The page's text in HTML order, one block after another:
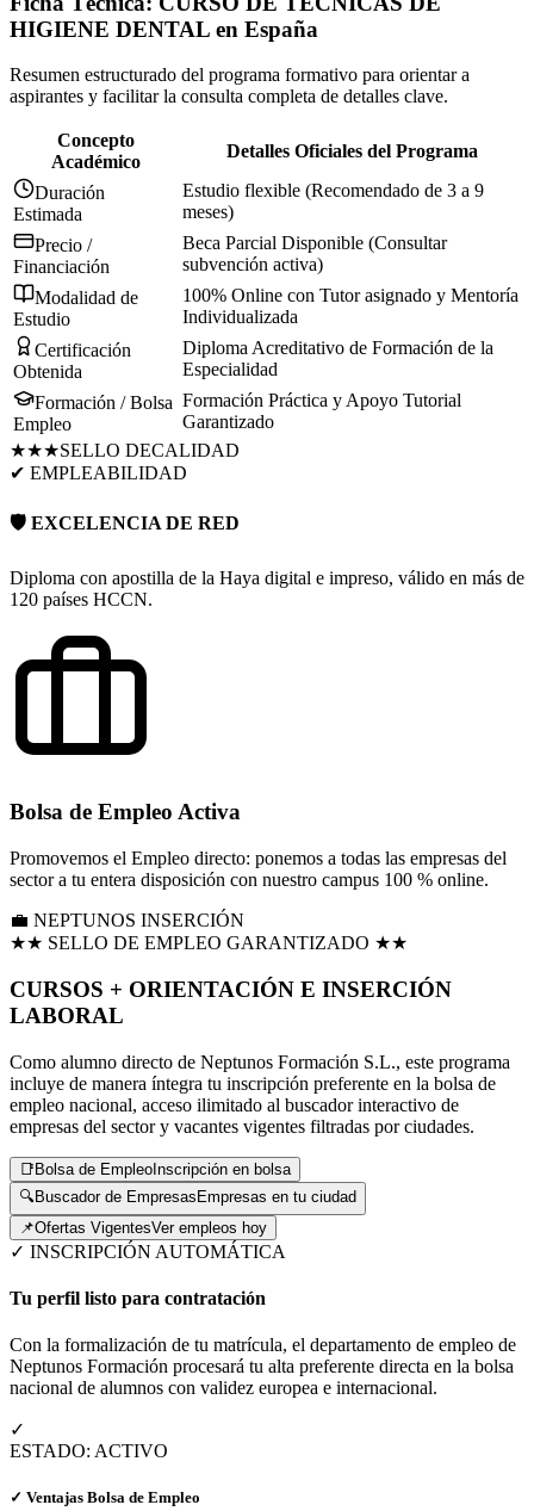
HIGIENE DENTAL en España
Resumen estructurado del programa formativo para orientar a
aspirantes y facilitar la consulta completa de detalles clave.
Concepto
Académico
Detalles Oficiales del Programa
Duración
Estimada
Estudio flexible (Recomendado de 3 a 9
meses)
Precio /
Financiación
Beca Parcial Disponible (Consultar
subvención activa)
Modalidad de
Estudio
100% Online con Tutor asignado y Mentoría
Individualizada
Certificación
Obtenida
Diploma Acreditativo de Formación de la
Especialidad
Formación / Bolsa
Empleo
Formación Práctica y Apoyo Tutorial
Garantizado
★★★SELLO DECALIDAD
✔ EMPLEABILIDAD
🛡️ EXCELENCIA DE RED
Diploma con apostilla de la Haya digital e impreso, válido en más de
120 países HCCN.
Bolsa de Empleo Activa
Promovemos el Empleo directo: ponemos a todas las empresas del
sector a tu entera disposición con nuestro campus 100 % online.
💼 NEPTUNOS INSERCIÓN
★★ SELLO DE EMPLEO GARANTIZADO ★★
CURSOS + ORIENTACIÓN E INSERCIÓN
LABORAL
Como alumno directo de Neptunos Formación S.L., este programa
incluye de manera íntegra tu inscripción preferente en la bolsa de
empleo nacional, acceso ilimitado al buscador interactivo de
empresas del sector y vacantes vigentes filtradas por ciudades.
📑Bolsa de EmpleoInscripción en bolsa
🔍Buscador de EmpresasEmpresas en tu ciudad
📌Ofertas VigentesVer empleos hoy
✓ INSCRIPCIÓN AUTOMÁTICA
Tu perfil listo para contratación
Con la formalización de tu matrícula, el departamento de empleo de
Neptunos Formación procesará tu alta preferente directa en la bolsa
nacional de alumnos con validez europea e internacional.
✓
ESTADO: ACTIVO
✓ Ventajas Bolsa de Empleo